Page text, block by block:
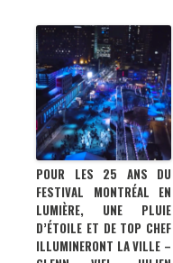
POUR LES 25 ANS DU
FESTIVAL MONTRÉAL EN
LUMIÈRE, UNE PLUIE
D’ÉTOILE ET DE TOP CHEF
ILLUMINERONT LA VILLE –